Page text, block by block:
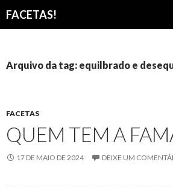
FACETAS!
CONTEÚDO
Arquivo da tag: equilbrado e
FACETAS
QUEM TEM A
17 DE MAIO DE 2024 DEIXE UM